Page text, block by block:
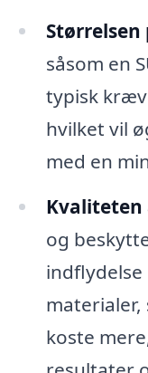
Størrelsen
såsom en
typisk
hvilket vil
med en
og
materialer,
koste